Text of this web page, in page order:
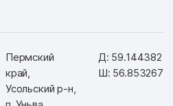
Пермский
край,
Усольский р-н,
Д: 59.144382
Ш: 56.853267